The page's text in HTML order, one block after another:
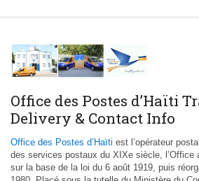
Office des Postes d’Haïti
Delivery & Contact Info
Office des Postes d’Haïti est l’opérateur
des services postaux du XIXe siècle, l’Office
sur la base de la loi du 6 août 1919, puis